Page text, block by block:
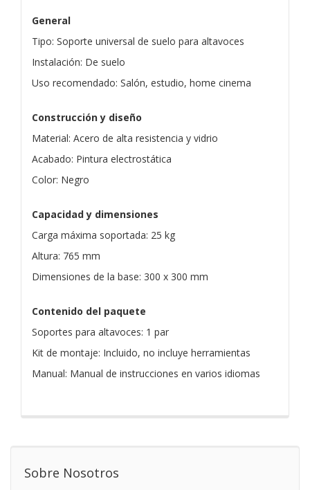
General
Tipo: Soporte universal de suelo para altavoces
Instalación: De suelo
Uso recomendado: Salón, estudio, home cinema
Construcción y diseño
Material: Acero de alta resistencia y vidrio
Acabado: Pintura electrostática
Color: Negro
Capacidad y dimensiones
Carga máxima soportada: 25 kg
Altura: 765 mm
Dimensiones de la base: 300 x 300 mm
Contenido del paquete
Soportes para altavoces: 1 par
Kit de montaje: Incluido, no incluye herramientas
Manual: Manual de instrucciones en varios idiomas
Sobre Nosotros